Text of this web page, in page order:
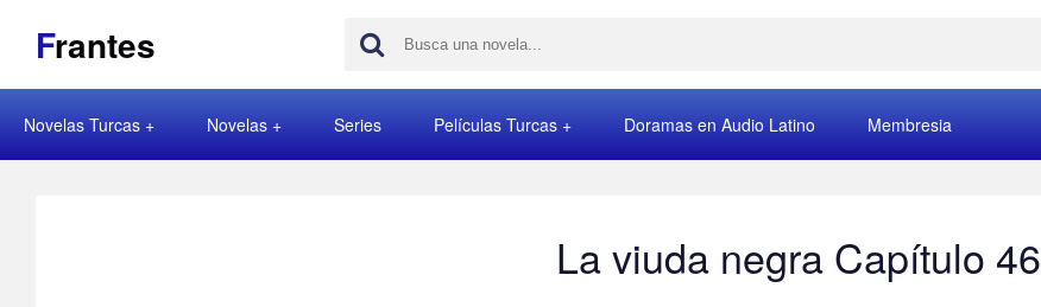
Frantes
Novelas Turcas Novelas Series Películas Turcas Doramas en Audio Latino Membresia
La viuda negra Capítulo 46